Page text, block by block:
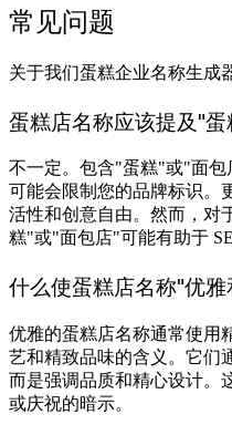
常见问题
关于我们蛋糕企业名称生成
蛋糕店名称应该提及"
不一定。包含"蛋糕"或"面包
可能会限制您的品牌标识。
活性和创意自由。然而，对
糕"或"面包店"可能有助于
什么使蛋糕店名称"优雅
优雅的蛋糕店名称通常使用
艺和精致品味的含义。它们
而是强调品质和精心设计。
或庆祝的暗示。